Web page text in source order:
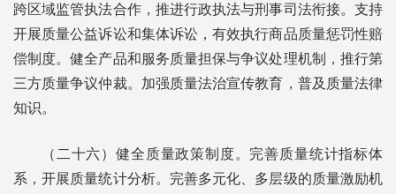
跨区域监管执法合作，推进行政执法与刑事司法衔接。支持
开展质量公益诉讼和集体诉讼，有效执行商品质量惩罚性赔
偿制度。健全产品和服务质量担保与争议处理机制，推行第
三方质量争议仲裁。加强质量法治宣传教育，普及质量法律
知识。
（二十六）健全质量政策制度。完善质量统计指标体
系，开展质量统计分析。完善多元化、多层级的质量激励机